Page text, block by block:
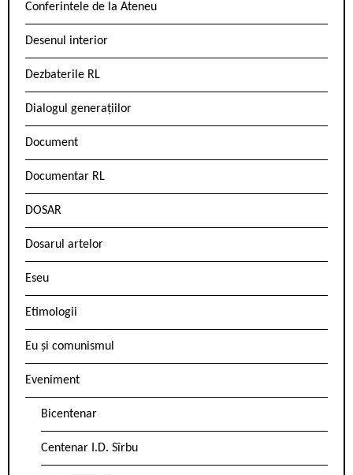
Conferintele de la Ateneu
Desenul interior
Dezbaterile RL
Dialogul generațiilor
Document
Documentar RL
DOSAR
Dosarul artelor
Eseu
Etimologii
Eu și comunismul
Eveniment
Bicentenar
Centenar I.D. Sîrbu